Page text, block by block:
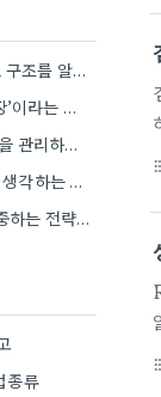
사이트맵이 검색 엔진에게 웹사이트 구조를 알려주는 방식이 흥미롭네요. 특히, CMS 플러그인을 통해 자동으로 관리하는 부분은…
사이트맵이 웹사이트의 ‘건축물 대장’이라는 비유가 정말 와닿네요. 구조화된 정보 제공이 SEO에 얼마나 중요한지 다시 한번…
워드프레스 플러그인으로 사이트맵을 관리하는 건 정말 편해요. 제가 Rank Math를 사용하는데, 페이지 변경 후 자동으로…
XML 파일을 만들 때, 링크 구조를 생각하는 게 중요하더라고요. 특히 페이지 간 연결을 잘 짜는…
링크드인을 통해 B2B 마케팅에 집중하는 전략이 특히 흥미로워요. 저희 회사도 유사한 솔루션을 제공하다 보니, 네트워크…
종류